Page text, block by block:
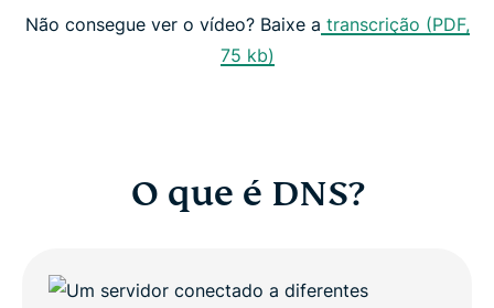
Experimente a VPN com o seu próprio DNS
Não consegue ver o vídeo? Baixe a transcrição (PDF,
75 kb)
O que é DNS?